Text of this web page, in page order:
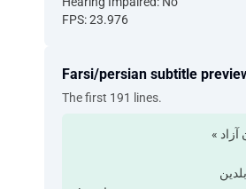
FPS: 23.976
Farsi/persian subtitle
The first 191 lines.
آزاد »